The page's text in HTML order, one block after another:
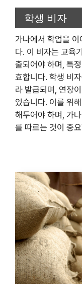
학생 비자
가나에서 학업을
다. 이 비자는 교육
출되어야 하며, 특
효합니다. 학생 비
라 발급되며, 연장
있습니다. 이를 위
해두어야 하며, 가
를 따르는 것이 중